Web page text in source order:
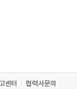
센터 협력사문의